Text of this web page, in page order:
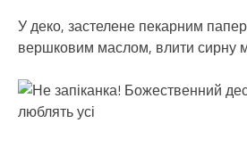
У деко, застелене пекарним
вершковим маслом, влити сирну